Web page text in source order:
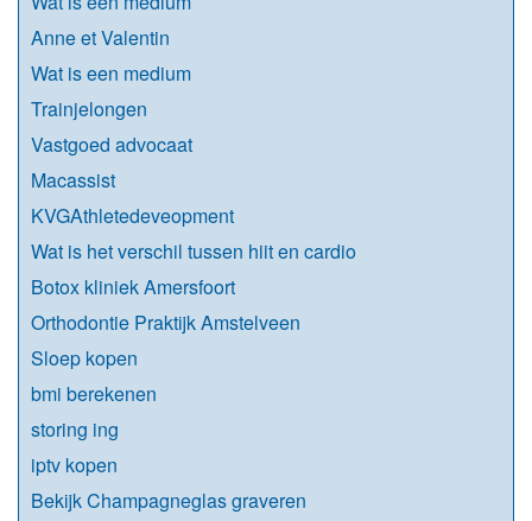
Anne et Valentin
Wat is een medium
Trainjelongen
Vastgoed advocaat
Macassist
KVGAthletedeveopment
Wat is het verschil tussen hiit en cardio
Botox kliniek Amersfoort
Orthodontie Praktijk Amstelveen
Sloep kopen
bmi berekenen
storing ing
iptv kopen
Bekijk Champagneglas graveren